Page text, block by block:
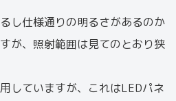
し仕様通りの明るさがあるのか
が、照射範囲は見てのとおり狭
していますが、これはLEDパネ